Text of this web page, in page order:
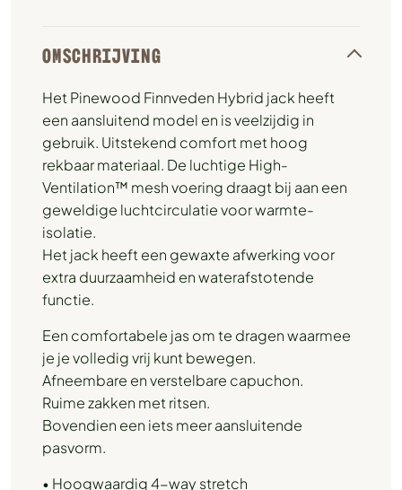
OMSCHRIJVING
Het Pinewood Finnveden Hybrid jack heeft
een aansluitend model en is veelzijdig in
gebruik. Uitstekend comfort met hoog
rekbaar materiaal. De luchtige High-
Ventilation™ mesh voering draagt ​​bij aan een
geweldige luchtcirculatie voor warmte-
isolatie.
Het jack heeft een gewaxte afwerking voor
extra duurzaamheid en waterafstotende
functie.
Een comfortabele jas om te dragen waarmee
je je volledig vrij kunt bewegen.
Afneembare en verstelbare capuchon.
Ruime zakken met ritsen.
Bovendien een iets meer aansluitende
pasvorm.
• Hoogwaardig 4-way stretch